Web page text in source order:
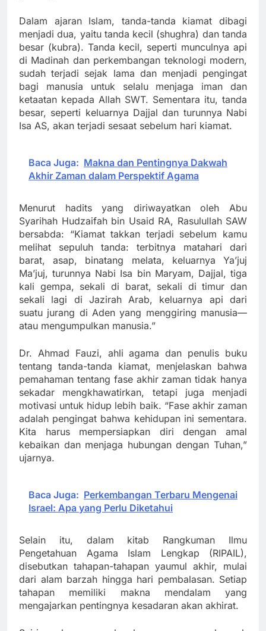
Dalam ajaran Islam, tanda-tanda kiamat dibagi
menjadi dua, yaitu tanda kecil (shughra) dan tanda
besar (kubra). Tanda kecil, seperti munculnya api
di Madinah dan perkembangan teknologi modern,
sudah terjadi sejak lama dan menjadi pengingat
bagi manusia untuk selalu menjaga iman dan
ketaatan kepada Allah SWT. Sementara itu, tanda
besar, seperti keluarnya Dajjal dan turunnya Nabi
Isa AS, akan terjadi sesaat sebelum hari kiamat.
Baca Juga: Makna dan Pentingnya Dakwah
Akhir Zaman dalam Perspektif Agama
Menurut hadits yang diriwayatkan oleh Abu
Syarihah Hudzaifah bin Usaid RA, Rasulullah SAW
bersabda: “Kiamat takkan terjadi sebelum kamu
melihat sepuluh tanda: terbitnya matahari dari
barat, asap, binatang melata, keluarnya Ya’juj
Ma’juj, turunnya Nabi Isa bin Maryam, Dajjal, tiga
kali gempa, sekali di barat, sekali di timur dan
sekali lagi di Jazirah Arab, keluarnya api dari
suatu jurang di Aden yang menggiring manusia—
atau mengumpulkan manusia.”
Dr. Ahmad Fauzi, ahli agama dan penulis buku
tentang tanda-tanda kiamat, menjelaskan bahwa
pemahaman tentang fase akhir zaman tidak hanya
sekadar mengkhawatirkan, tetapi juga menjadi
motivasi untuk hidup lebih baik. “Fase akhir zaman
adalah pengingat bahwa kehidupan ini sementara.
Kita harus mempersiapkan diri dengan amal
kebaikan dan menjaga hubungan dengan Tuhan,”
ujarnya.
Baca Juga: Perkembangan Terbaru Mengenai
Israel: Apa yang Perlu Diketahui
Selain itu, dalam kitab Rangkuman Ilmu
Pengetahuan Agama Islam Lengkap (RIPAIL),
disebutkan tahapan-tahapan yaumul akhir, mulai
dari alam barzah hingga hari pembalasan. Setiap
tahapan memiliki makna mendalam yang
mengajarkan pentingnya kesadaran akan akhirat.